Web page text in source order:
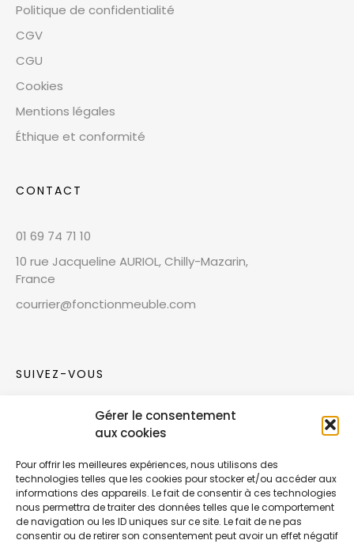
Gérer le consentement
aux cookies
Pour offrir les meilleures expériences, nous utilisons des
technologies telles que les cookies pour stocker et/ou accéder aux
informations des appareils. Le fait de consentir à ces technologies
nous permettra de traiter des données telles que le comportement
de navigation ou les ID uniques sur ce site. Le fait de ne pas
consentir ou de retirer son consentement peut avoir un effet négatif
Politique de confidentialité
CGV
CGU
Cookies
Mentions légales
Éthique et conformité
CONTACT
01 69 74 71 10
10 rue Jacqueline AURIOL, Chilly-Mazarin,
France
courrier@fonctionmeuble.com
SUIVEZ-VOUS
Rejoignez notre communauté sur les réseaux
Nouvelles collections, vie de l’équipe ou
inspirations : soyez informés de nos dernières
actualités.